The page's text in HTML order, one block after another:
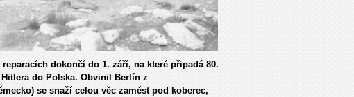
dokončí do 1. září, na které připadá 80.
do Polska. Obvinil Berlín z
se snaží celou věc zamést pod koberec,